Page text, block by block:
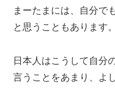
まーたまには、自分で
と思うこともあります。
日本人はこうして自分
言うことをあまり、よ